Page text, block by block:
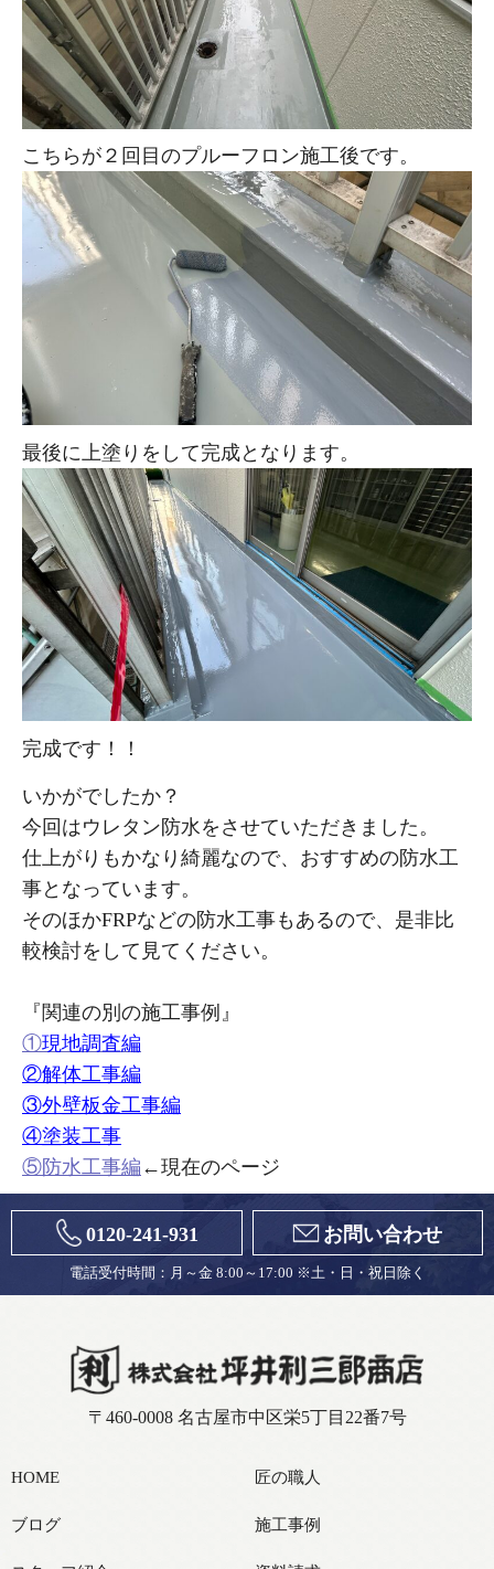
こちらが２回目のプルーフロン施工後です。
最後に上塗りをして完成となります。
完成です！！
いかがでしたか？
今回はウレタン防水をさせていただきました。
仕上がりもかなり綺麗なので、おすすめの防水工
事となっています。
そのほかFRPなどの防水工事もあるので、是非比
較検討をして見てください。
『関連の別の施工事例』
①現地調査編
②解体工事編
③外壁板金工事編
④塗装工事
⑤防水工事編 ←現在のページ
0120-241-931 お問い合わせ
電話受付時間：月～金 8:00～17:00 ※土・日・祝日除く
〒460-0008 名古屋市中区栄5丁目22番7号
HOME 匠の職人
ブログ 施工事例